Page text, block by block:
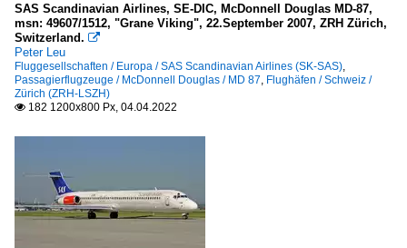
SAS Scandinavian Airlines, SE-DIC, McDonnell Douglas MD-87,
msn: 49607/1512, "Grane Viking", 22.September 2007, ZRH Zürich,
Switzerland. 
Peter Leu
Fluggesellschaften / Europa / SAS Scandinavian Airlines (SK-SAS)
Passagierflugzeuge / McDonnell Douglas / MD 87 Flughäfen / Schweiz /
Zürich (ZRH-LSZH)
 182 1200x800 Px, 04.04.2022